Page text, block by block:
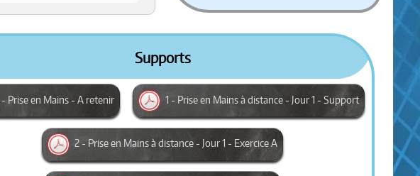
Supports
Prise en Mains - A retenir 1 - Prise en Mains à distance - Jour 1 - Support
2 - Prise en Mains à distance - Jour 1 - Exercice A